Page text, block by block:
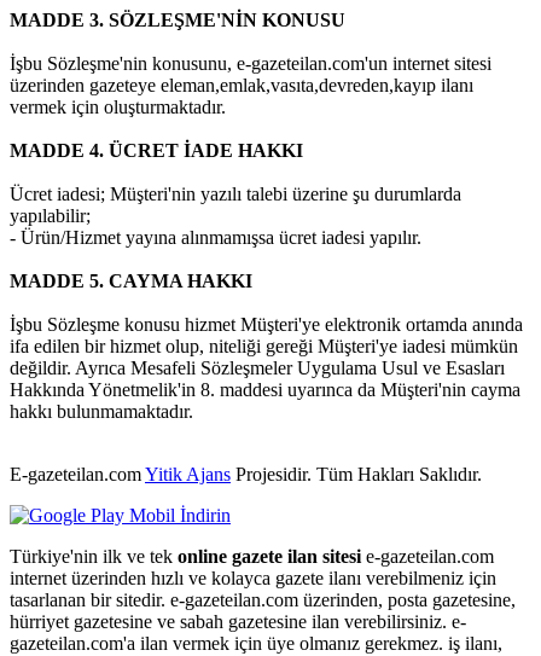
MADDE 3. SÖZLEŞME'NİN KONUSU
İşbu Sözleşme'nin konusunu, e-gazeteilan.com'un internet sitesi
üzerinden gazeteye eleman,emlak,vasıta,devreden,kayıp ilanı
vermek için oluşturmaktadır.
MADDE 4. ÜCRET İADE HAKKI
Ücret iadesi; Müşteri'nin yazılı talebi üzerine şu durumlarda
yapılabilir;
- Ürün/Hizmet yayına alınmamışsa ücret iadesi yapılır.
MADDE 5. CAYMA HAKKI
İşbu Sözleşme konusu hizmet Müşteri'ye elektronik ortamda anında
ifa edilen bir hizmet olup, niteliği gereği Müşteri'ye iadesi mümkün
değildir. Ayrıca Mesafeli Sözleşmeler Uygulama Usul ve Esasları
Hakkında Yönetmelik'in 8. maddesi uyarınca da Müşteri'nin cayma
hakkı bulunmamaktadır.
E-gazeteilan.comYitik Ajans Projesidir. Tüm Hakları Saklıdır.
Türkiye'nin ilk ve tek online gazete ilan sitesi e-gazeteilan.com
internet üzerinden hızlı ve kolayca gazete ilanı verebilmeniz için
tasarlanan bir sitedir. e-gazeteilan.com üzerinden, posta gazetesine,
hürriyet gazetesine ve sabah gazetesine ilan verebilirsiniz. e-
gazeteilan.com'a ilan vermek için üye olmanız gerekmez. iş ilanı,